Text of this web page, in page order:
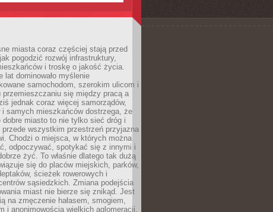
miasta coraz częściej stają przed
pogodzić rozwój infrastruktury,
i troskę o jakość życia.
lat dominowało myślenie
samochodom, szerokim ulicom i
przemieszczaniu się między pracą a
jednak coraz więcej samorządów,
i samych mieszkańców dostrzega, że
dobre miasto to nie tylko sieć dróg i
przede wszystkim przestrzeń przyjazna
Chodzi o miejsca, w których można
odpoczywać, spotykać się z innymi i
żyć. To właśnie dlatego tak dużą
się do placów miejskich, parków,
ścieżek rowerowych i
sąsiedzkich. Zmiana podejścia
miast nie bierze się znikąd. Jest
na zmęczenie hałasem, smogiem,
i anonimowością wielkich aglomeracji.